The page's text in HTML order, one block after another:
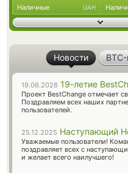
Наличные UAH
Новости
19.06.2026 19-летие
Проект BestChange отмечает
Поздравляем всех наших
пользователей.
25.12.2025 Наступающий
Уважаемые пользователи!
поздравляет всех с
и желает всего наилучшего!